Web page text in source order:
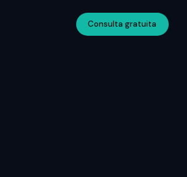
Consulta gratuita